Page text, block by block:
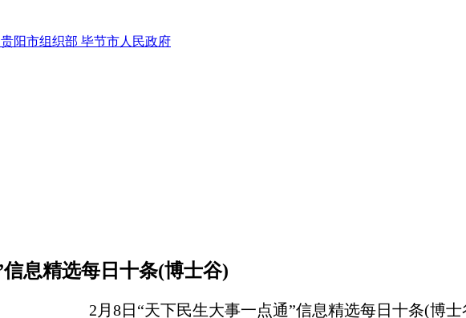
贵阳市组织部 毕节市人民政府
息精选每日十条(博士谷)
2月8日“天下民生大事一点通”信息精选每日十条(博士